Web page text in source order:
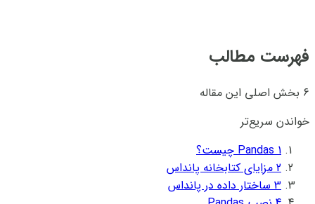
فهرست مطالب
6 بخش اصلی این مقاله
خواندن سریع‌تر
1 Pandas چیست؟
2 مزایای کتابخانه پانداس
3 ساختار داده در پانداس